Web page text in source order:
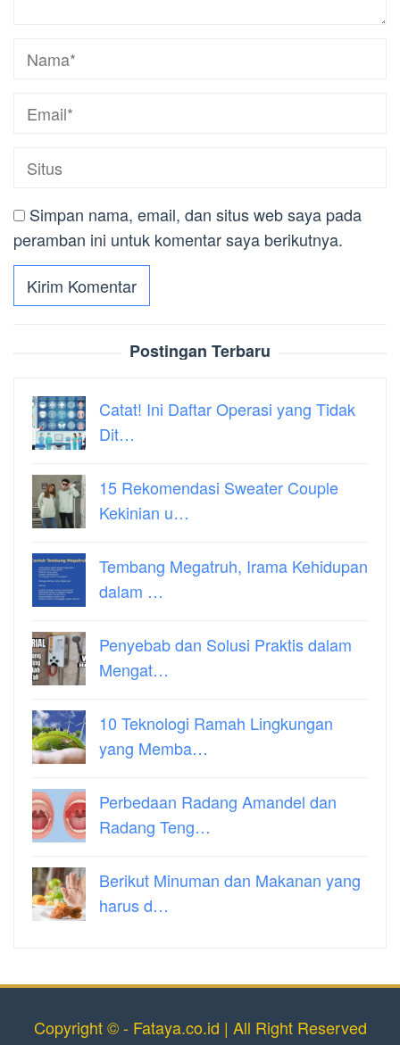
Simpan nama, email, dan situs web saya pada
peramban ini untuk komentar saya berikutnya.
Postingan Terbaru
Catat! Ini Daftar Operasi yang Tidak
Dit…
15 Rekomendasi Sweater Couple
Kekinian u…
Tembang Megatruh, Irama Kehidupan
dalam …
Penyebab dan Solusi Praktis dalam
Mengat…
10 Teknologi Ramah Lingkungan
yang Memba…
Perbedaan Radang Amandel dan
Radang Teng…
Berikut Minuman dan Makanan yang
harus d…
Copyright © - Fataya.co.id | All Right Reserved